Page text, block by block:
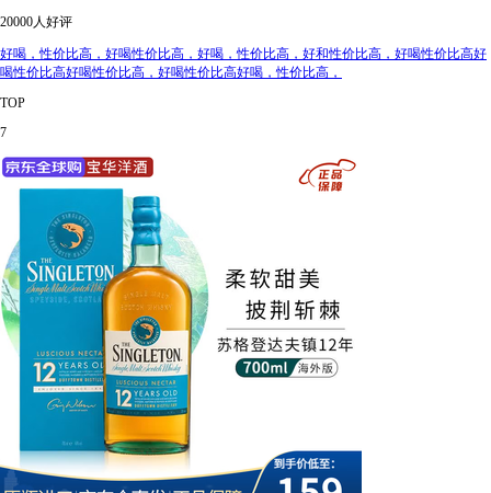
20000人好评
好喝，性价比高，好喝性价比高，好喝，性价比高，好和性价比高，好喝性价比高好
喝性价比高好喝性价比高，好喝性价比高好喝，性价比高，
TOP
7